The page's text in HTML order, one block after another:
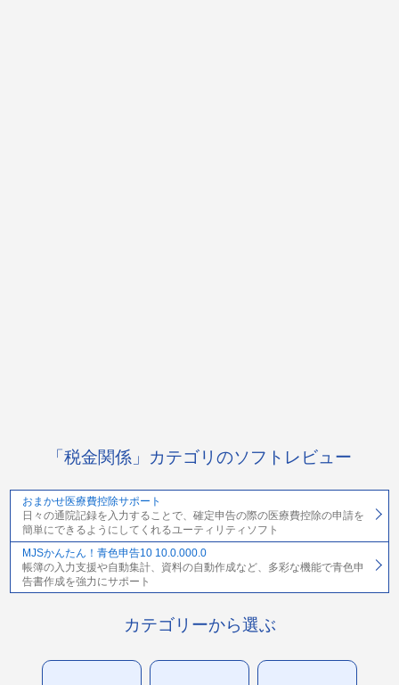
「税金関係」カテゴリのソフトレビュー
おまかせ医療費控除サポート
日々の通院記録を入力することで、確定申告の際の医療費控除の申請を
簡単にできるようにしてくれるユーティリティソフト
MJSかんたん！青色申告10 10.0.000.0
帳簿の入力支援や自動集計、資料の自動作成など、多彩な機能で青色申
告書作成を強力にサポート
カテゴリーから選ぶ